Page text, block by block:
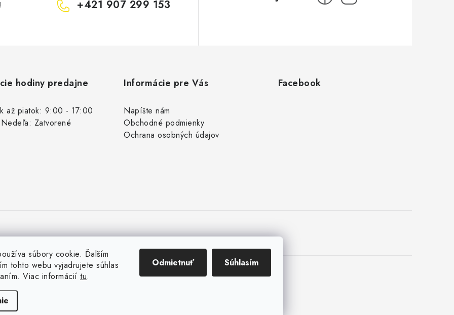
súbory cookie. Ďalším
tohto webu vyjadrujete súhlas
Viac informácií tu.
Odmietnuť Súhlasím
+421 907 299 153
hodiny predajne
až piatok: 9:00 - 17:00
Zatvorené
Informácie pre Vás
Napíšte nám
Obchodné podmienky
Ochrana osobných údajov
Facebook
Copyright 2026Rybárske potreby Vaďo.sk